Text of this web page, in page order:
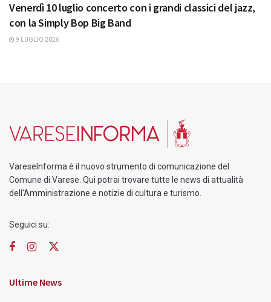
Venerdì 10 luglio concerto con i grandi classici del jazz,
con la Simply Bop Big Band
9 LUGLIO 2026
VareseInforma è il nuovo strumento di comunicazione del
Comune di Varese. Qui potrai trovare tutte le news di attualità
dell'Amministrazione e notizie di cultura e turismo.
Seguici su:
Ultime News